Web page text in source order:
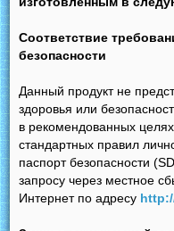
Соответствие
безопасности
Данный продукт не
здоровья или
в рекомендованных
стандартных правил
паспорт безопасности
запросу через местное
Интернет по адресу